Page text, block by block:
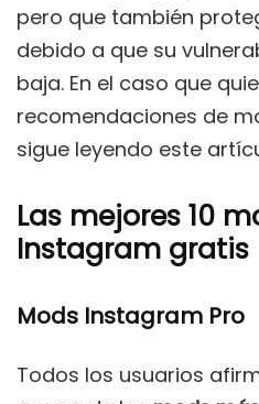
pero que también
debido a que su
baja. En el caso que
recomendaciones de
sigue leyendo este
Las mejores 10
Instagram gratis
Mods Instagram Pro
Todos los usuarios